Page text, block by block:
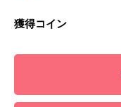
獲得コイン